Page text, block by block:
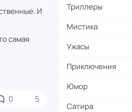
И
самая
0 5
Триллеры
Мистика
Ужасы
Приключения
Юмор
Сатира